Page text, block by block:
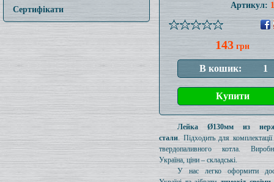
Сертифікати Артикул:
143 грн
Лейка Ø130мм из
стали. Підходить для
твердопаливного котла.
Україна, ціни – складські.
У нас легко оформити